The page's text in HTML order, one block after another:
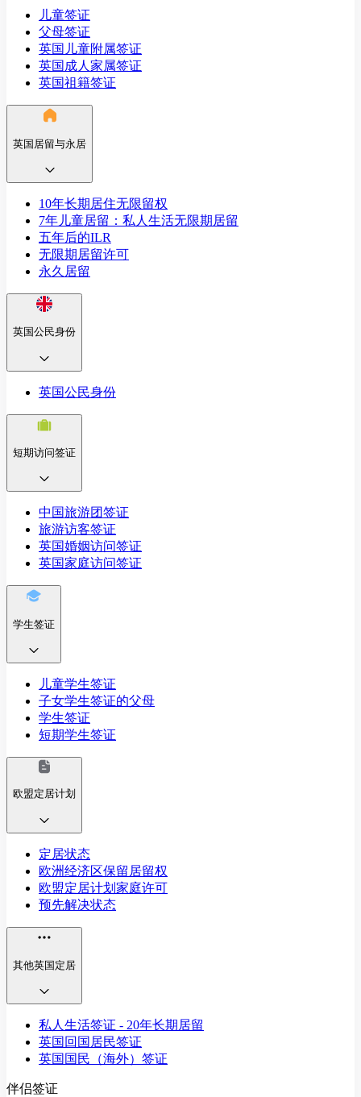
儿童签证
父母签证
英国儿童附属签证
英国成人家属签证
英国祖籍签证
英国居留与永居
10年长期居住无限留权
7年儿童居留：私人生活无限期居留
五年后的ILR
无限期居留许可
永久居留
英国公民身份
英国公民身份
短期访问签证
中国旅游团签证
旅游访客签证
英国婚姻访问签证
英国家庭访问签证
学生签证
儿童学生签证
子女学生签证的父母
学生签证
短期学生签证
欧盟定居计划
定居状态
欧洲经济区保留居留权
欧盟定居计划家庭许可
预先解决状态
其他英国定居
私人生活签证 - 20年长期居留
英国回国居民签证
英国国民（海外）签证
伴侣签证